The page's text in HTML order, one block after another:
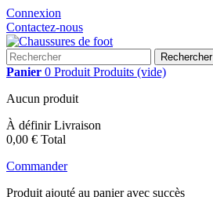
Connexion
Contactez-nous
Rechercher
Panier 0 Produit Produits (vide)
Aucun produit
À définirLivraison
0,00 € Total
Commander
Produit ajouté au panier avec succès